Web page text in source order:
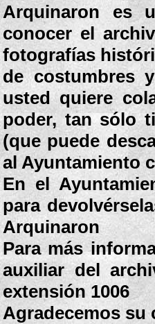
Arquinaron es
conocer el
fotografías
de costumbres
usted quiere
poder, tan sólo
(que puede
al Ayuntamiento
En el
para
Arquinaron
Para más
auxiliar del
extensión 1006
Agradecemos su